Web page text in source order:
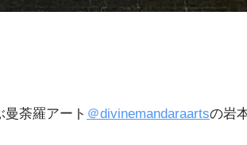
荼羅アート ＠divinemandaraartsの岩